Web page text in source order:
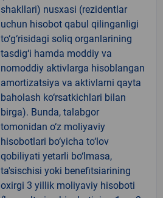
shakllari) nusxasi (rezidentlar
uchun hisobot qabul qilinganligi
to‘g‘risidagi soliq organlarining
tasdig‘i hamda moddiy va
nomoddiy aktivlarga hisoblangan
amortizatsiya va aktivlarni qayta
baholash ko‘rsatkichlari bilan
birga). Bunda, talabgor
tomonidan o‘z moliyaviy
hisobotlari bo‘yicha to‘lov
qobiliyati yetarli bo‘lmasa,
ta'sischisi yoki benefitsiarining
oxirgi 3 yillik moliyaviy hisoboti